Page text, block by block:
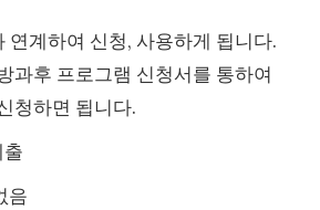
연계하여 신청, 사용하게 됩니다.
과후 프로그램 신청서를 통하여
청하면 됩니다.
음